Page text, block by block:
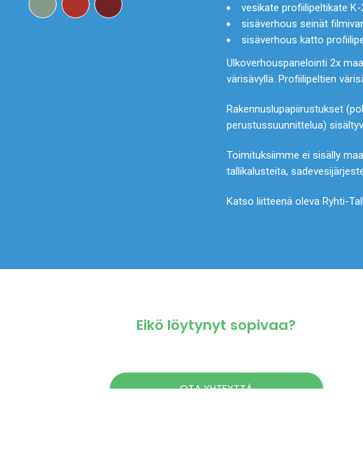
vesikate profiilipeltikate
sisäverhous seinät
sisäverhous katto
Ulkoverhouspanelointi 2x
värisävyllä. Profiilipeltien
Rakennuslupapiirustukset
perustussuunnittelua)
Toimituksiimme ei sisälly
tallikalusteita,
Katso liitteenä oleva Ryhti-
Eikö löytynyt sopivaa?
OTA YHTEYTTÄ